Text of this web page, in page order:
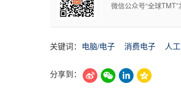
微信公众号“全球
关键词： 电脑/电子 消费电子 人
分享到：